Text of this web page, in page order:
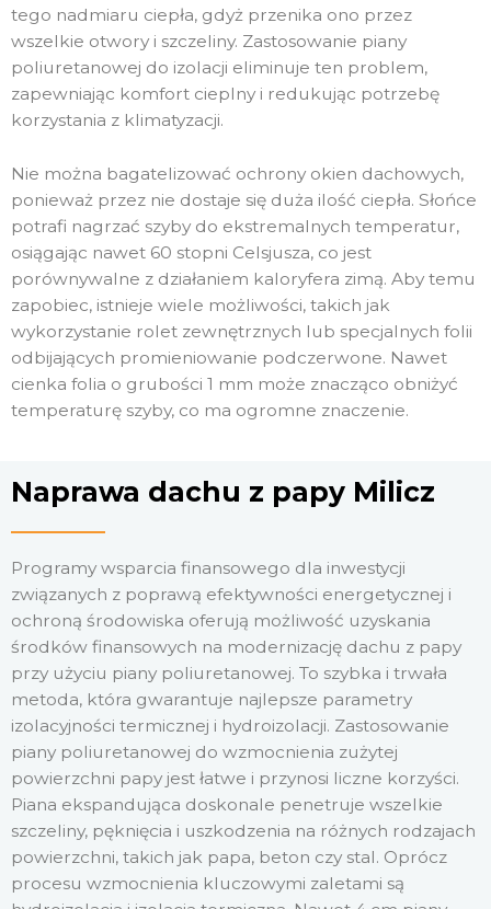
tego nadmiaru ciepła, gdyż przenika ono przez
wszelkie otwory i szczeliny. Zastosowanie piany
poliuretanowej do izolacji eliminuje ten problem,
zapewniając komfort cieplny i redukując potrzebę
korzystania z klimatyzacji.
Nie można bagatelizować ochrony okien dachowych,
ponieważ przez nie dostaje się duża ilość ciepła. Słońce
potrafi nagrzać szyby do ekstremalnych temperatur,
osiągając nawet 60 stopni Celsjusza, co jest
porównywalne z działaniem kaloryfera zimą. Aby temu
zapobiec, istnieje wiele możliwości, takich jak
wykorzystanie rolet zewnętrznych lub specjalnych folii
odbijających promieniowanie podczerwone. Nawet
cienka folia o grubości 1 mm może znacząco obniżyć
temperaturę szyby, co ma ogromne znaczenie.
Naprawa dachu z papy Milicz
Programy wsparcia finansowego dla inwestycji
związanych z poprawą efektywności energetycznej i
ochroną środowiska oferują możliwość uzyskania
środków finansowych na modernizację dachu z papy
przy użyciu piany poliuretanowej. To szybka i trwała
metoda, która gwarantuje najlepsze parametry
izolacyjności termicznej i hydroizolacji. Zastosowanie
piany poliuretanowej do wzmocnienia zużytej
powierzchni papy jest łatwe i przynosi liczne korzyści.
Piana ekspandująca doskonale penetruje wszelkie
szczeliny, pęknięcia i uszkodzenia na różnych rodzajach
powierzchni, takich jak papa, beton czy stal. Oprócz
procesu wzmocnienia kluczowymi zaletami są